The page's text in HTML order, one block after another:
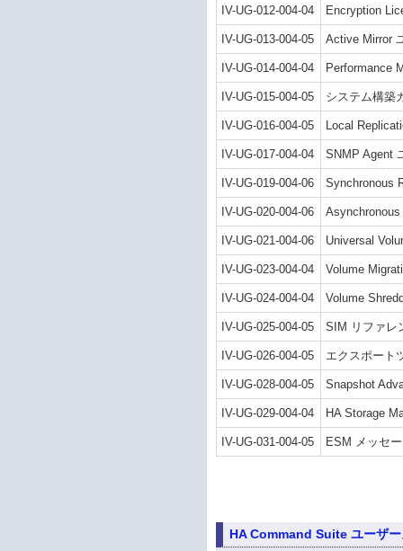
IV-UG-012-004-04 Encryption
IV-UG-013-004-05 Active Mirror
IV-UG-014-004-04 Performance
IV-UG-015-004-05 システム構築
IV-UG-016-004-05 Local
IV-UG-017-004-04 SNMP Agent
IV-UG-019-004-06 Synchronous
IV-UG-020-004-06
IV-UG-021-004-06 Universal
IV-UG-023-004-04 Volume
IV-UG-024-004-04 Volume
IV-UG-025-004-05 SIM リファレ
IV-UG-026-004-05 エクスポート
IV-UG-028-004-05 Snapshot
IV-UG-029-004-04 HA Storage
IV-UG-031-004-05 ESM メッセ
HA Command Suite ユーザ